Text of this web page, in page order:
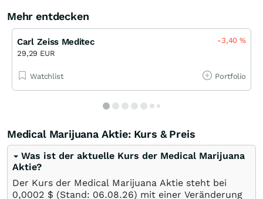
Mehr entdecken
Carl Zeiss Meditec
29,29 EUR
-3,40%
Watchlist Portfolio
Medical Marijuana Aktie: Kurs & Preis
Was ist der aktuelle Kurs der Medical Marijuana
Aktie?
Der Kurs der Medical Marijuana Aktie steht bei
0,0002 $ (Stand: 06.08.26) mit einer Veränderung